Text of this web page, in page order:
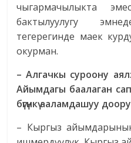
чыгармачылыкта
бактылуулугу
тегерегинде маек
окурман.
– Алгачкы суроону
Айымдагы баалаган
бүгүнкү ааламдашуу
– Кыргыз